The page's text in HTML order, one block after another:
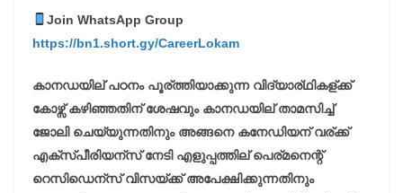
Join WhatsApp Group
https://bn1.short.gy/CareerLokam
കാനഡയില് പഠനം പൂര്ത്തിയാക്കുന്ന വിദ്യാര്ഥികള്ക്ക്
കോഴ്സ് കഴിഞ്ഞതിന് ശേഷവും കാനഡയില് താമസിച്ച്
ജോലി ചെയ്യുന്നതിനും അങ്ങനെ കനേഡിയന് വര്ക്ക്
എക്സ്പീരിയന്സ് നേടി എളുപ്പത്തില് പെര്മനെന്റ്
റെസിഡെന്സ് വിസയ്ക്ക് അപേക്ഷിക്കുന്നതിനും